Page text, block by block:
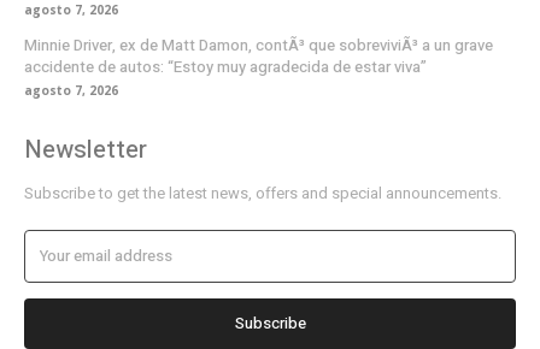
agosto 7, 2026
Minnie Driver, ex de Matt Damon, contÃ³ que sobreviviÃ³ a un grave
accidente de autos: “Estoy muy agradecida de estar viva”
agosto 7, 2026
Newsletter
Subscribe to get the latest news, offers and special announcements.
Subscribe